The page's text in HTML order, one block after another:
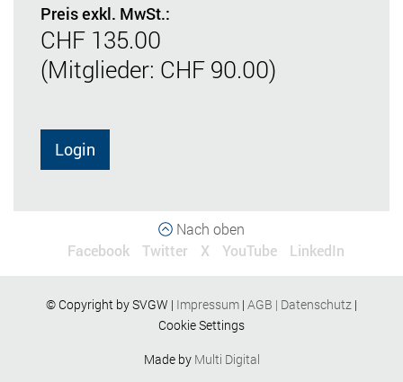
Preis exkl. MwSt.:
CHF 135.00
(Mitglieder: CHF 90.00)
Login
Nach oben
Facebook
Twitter X YouTube LinkedIn
© Copyright by SVGW | Impressum | AGB | Datenschutz |
Cookie Settings
Made by Multi Digital